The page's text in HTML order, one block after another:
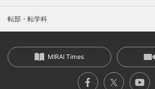
転部・転学科
MIRAI Times